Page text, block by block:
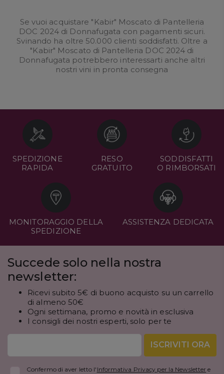
Se vuoi acquistare "Kabir" Moscato di Pantelleria
DOC 2024 di Donnafugata con pagamenti sicuri.
Svinando ha oltre 50.000 clienti soddisfatti. Oltre a
"Kabir" Moscato di Pantelleria DOC 2024 di
Donnafugata potrebbero interessarti anche altri
nostrivini in pronta consegna
SPEDIZIONE
RAPIDA
RESO
GRATUITO
SODDISFATTI
O RIMBORSATI
MONITORAGGIO DELLA
SPEDIZIONE
ASSISTENZA DEDICATA
Succede solo nella nostra
newsletter:
Ricevi subito 5€ di buono acquisto su un carrello
di almeno 50€
Ogni settimana, promo e novità in esclusiva
I consigli dei nostri esperti, solo per te
ISCRIVITI ORA
Confermo di aver letto l' Informativa Privacy per la Newsletter e